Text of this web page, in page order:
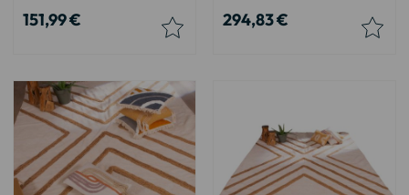
151,99 € 294,83 €